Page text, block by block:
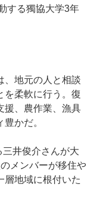
する獨協大学3年
、地元の人と相談
を柔軟に行う。復
援、農作業、漁具
かだ。
井俊介さんが大
メンバーが移住や
層地域に根付いた